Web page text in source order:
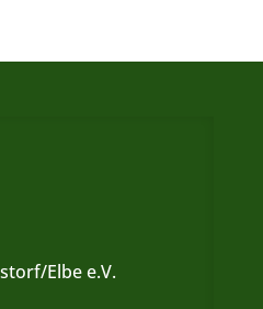
Elbe e.V.